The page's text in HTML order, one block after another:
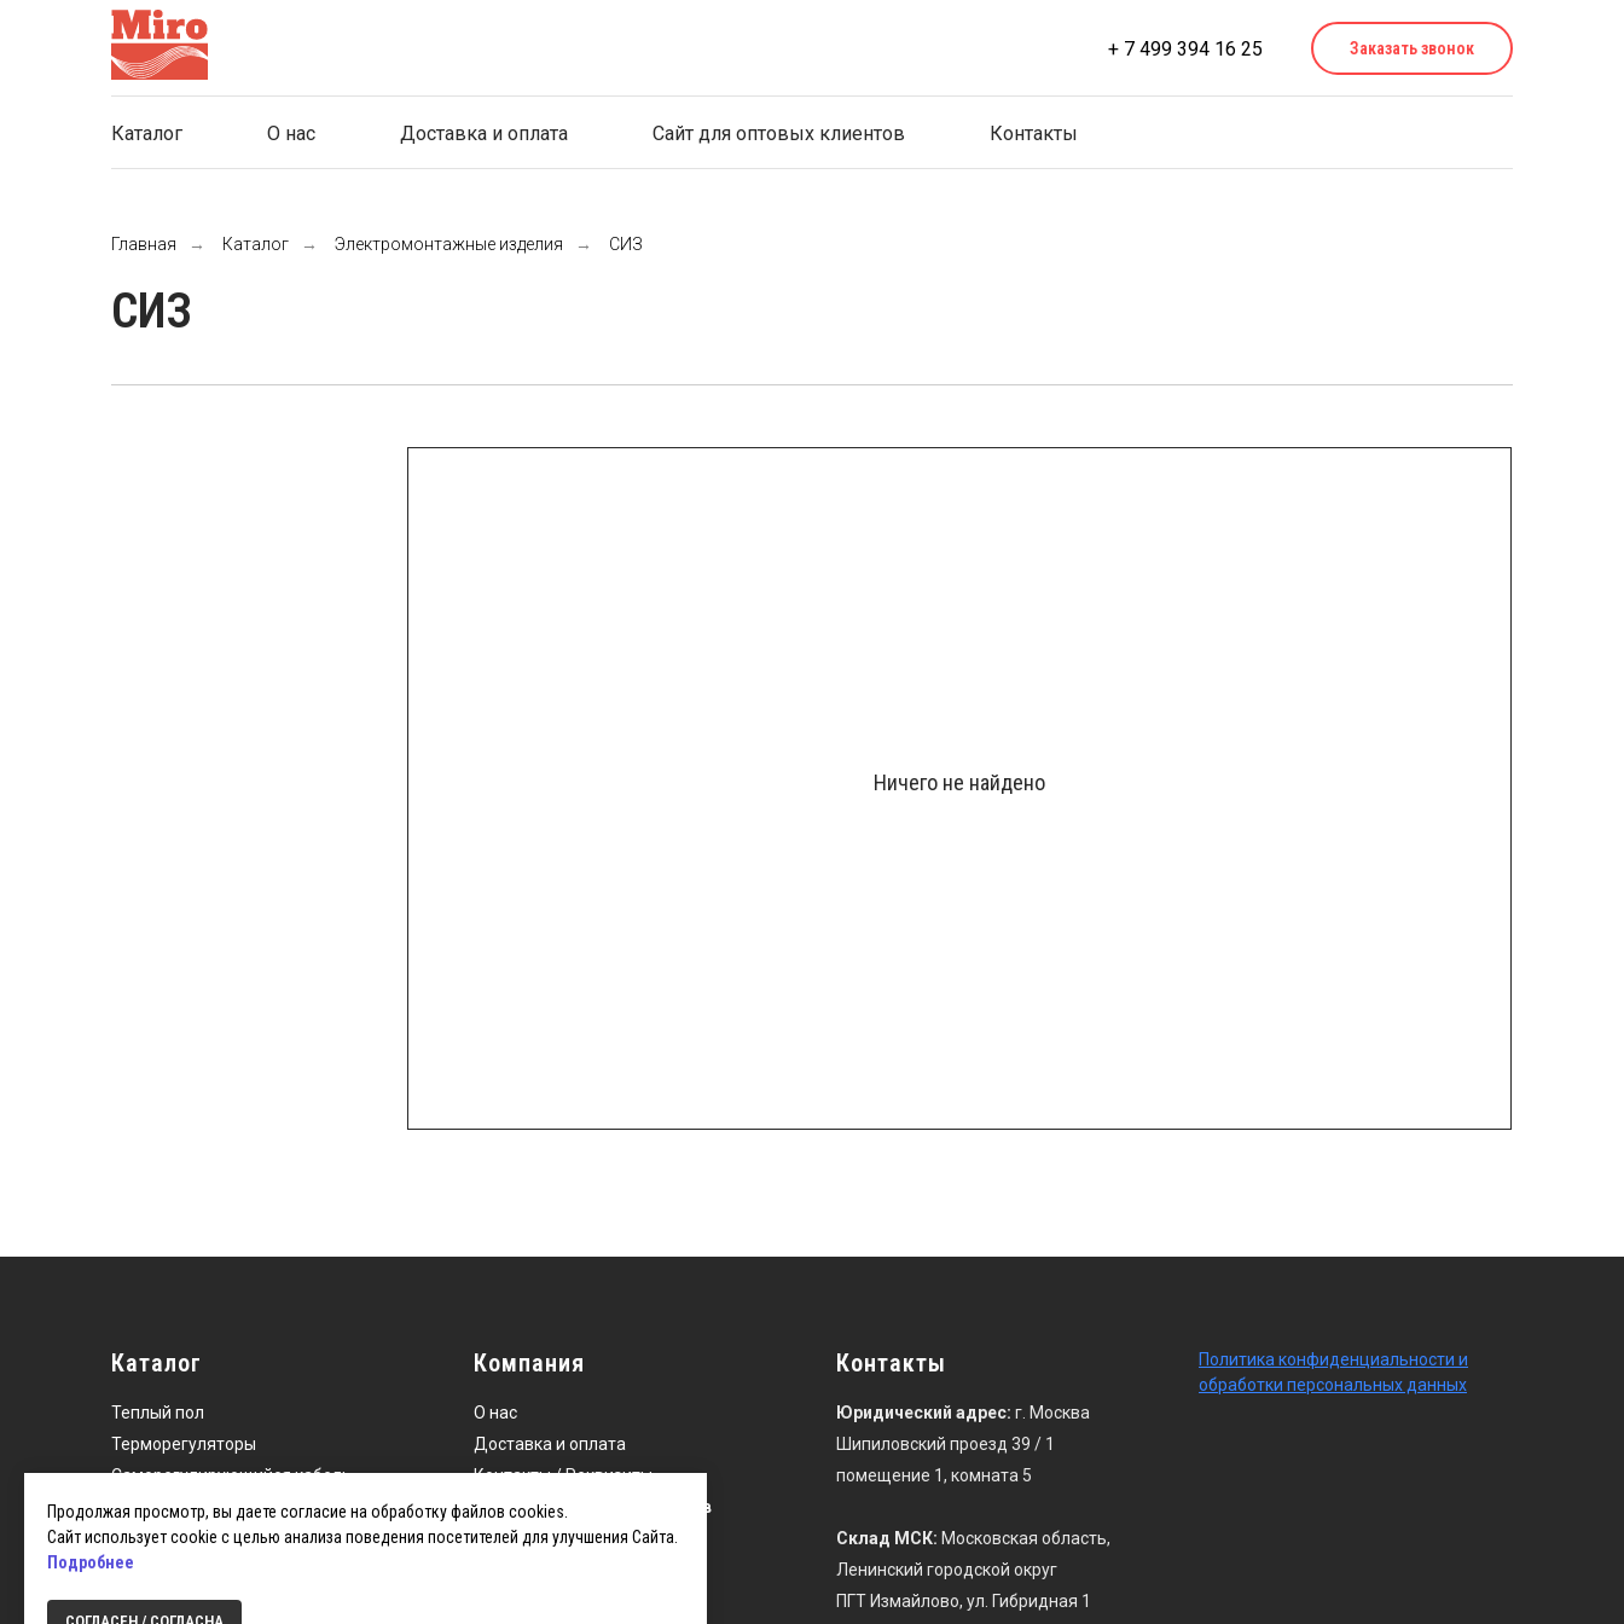
+ 7 499 394 16 25 Заказать звонок
Каталог О нас Доставка и оплата Сайт для оптовых клиентов Контакты
Продолжая просмотр, вы даете согласие на обработку файлов cookies.
Сайт использует cookie с целью анализа поведения посетителей для улучшения Сайта.
Подробнее
Главная → Каталог → Электромонтажные изделия → СИЗ
СИЗ
Ничего не найдено
Каталог
Теплый пол
Терморегуляторы
Саморегулирующийсякабель
Кабель для обогрева труб
Электромонтажные изделия
Компания
О нас
Доставка и оплата
Контакты / Реквизиты
Сайт для оптовых клиентов
Контакты
Юридический адрес: г. Москва
Шипиловский проезд 39 / 1
помещение 1, комната 5
Склад МСК: Московская область,
Ленинский городской округ
ПГТ Измайлово, ул. Гибридная 1
Политика конфиденциальности и
обработки персональных данных